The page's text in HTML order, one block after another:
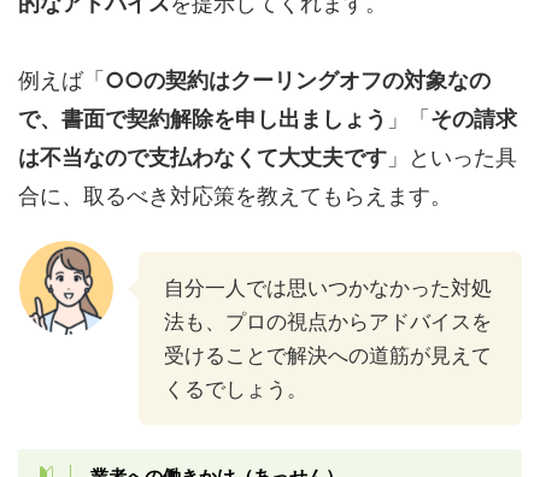
例えば「 ○○の契約はクーリングオフの対象なの
で、書面で契約解除を申し出ましょう 」「 その請求
は不当なので支払わなくて大丈夫です 」といった具
合に、取るべき対応策を教えてもらえます。
自分一人では思いつかなかった対処
法も、プロの視点からアドバイスを
受けることで解決への道筋が見えて
くるでしょう。